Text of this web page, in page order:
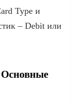
Type и
– Debit или
Основные